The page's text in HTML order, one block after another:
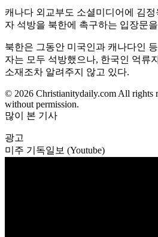
캐나다 외교부도 소셜미디어에 김
자 석방을 북한에 촉구하는 입장문
북한은 그동안 미국인과 캐나다인
자는 모두 석방했으나, 한국인 억류
소재조차 알려주지 않고 있다.
© 2026 Christianitydaily.com All rights
without permission.
많이 본 기사
광고
미주 기독일보 (Youtube)